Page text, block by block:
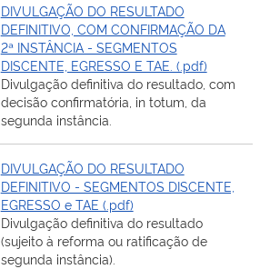
DIVULGAÇÃO DO RESULTADO
DEFINITIVO, COM CONFIRMAÇÃO DA
2ª INSTÂNCIA - SEGMENTOS
DISCENTE, EGRESSO E TAE. (.pdf)
Divulgação definitiva do resultado, com
decisão confirmatória, in totum, da
segunda instância.
DIVULGAÇÃO DO RESULTADO
DEFINITIVO - SEGMENTOS DISCENTE,
EGRESSO e TAE (.pdf)
Divulgação definitiva do resultado
(sujeito à reforma ou ratificação de
segunda instância).